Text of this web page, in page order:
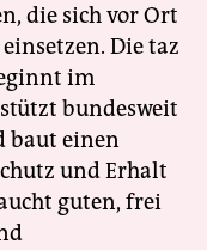
die sich vor Ort
Die taz
im
bundesweit
baut einen
und Erhalt
guten, frei